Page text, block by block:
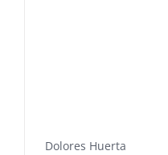
Dolores Huerta